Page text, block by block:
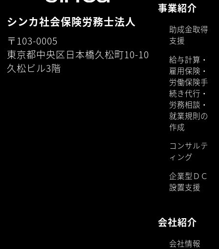
シンカ社会保険労務士法人
〒103-0005
東京都中央区日本橋久松町10-10
久松ビル3階
事業紹介
助成金取得
支援
給与計算・
雇用保険・
労働保険手
続き代行・
労務相談・
就業規則の
作成
コンサルテ
ィング
企業型ＤＣ
設置支援
会社紹介
会社情報